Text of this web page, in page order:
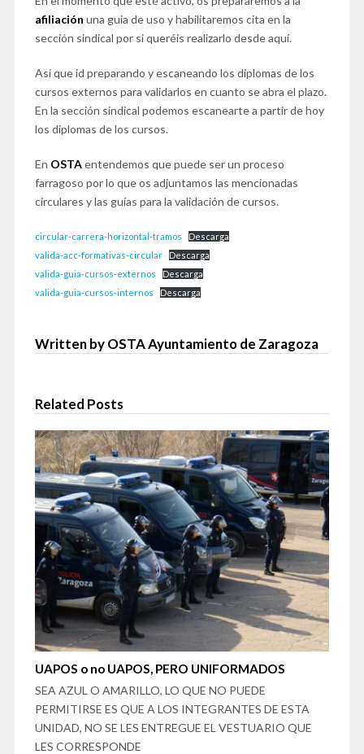
afiliación una guia de uso y habilitaremos cita en la
sección sindical por si queréis realizarlo desde aquí.
Así que id preparando y escaneando los diplomas de los
cursos externos para validarlos en cuanto se abra el plazo.
En la sección sindical podemos escanearte a partir de hoy
los diplomas de los cursos.
En OSTAentendemos que puede ser un proceso
farragoso por lo que os adjuntamos las mencionadas
circulares y las guías para la validación de cursos.
circular-carrera-horizontal-tramos
Descarga
valida-acc-formativas-circular
Descarga
valida-guia-cursos-externos
Descarga
valida-guia-cursos-internos
Descarga
Written by OSTA Ayuntamiento de Zaragoza
Related Posts
UAPOS o no UAPOS, PERO UNIFORMADOS
SEA AZUL O AMARILLO, LO QUE NO PUEDE
PERMITIRSE ES QUE A LOS INTEGRANTES DE ESTA
UNIDAD, NO SE LES ENTREGUE EL VESTUARIO QUE
LES CORRESPONDE